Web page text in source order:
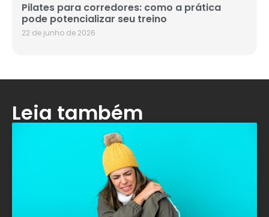
Pilates para corredores: como a prática
pode potencializar seu treino
22 de junho de 2026
Leia também